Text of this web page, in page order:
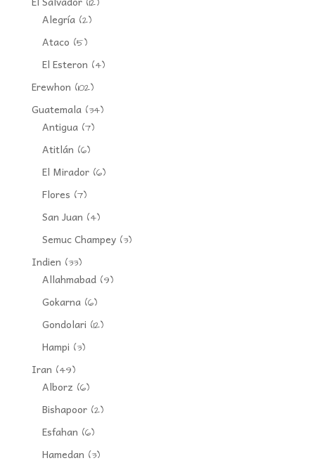
Alegría(2)
Ataco (5)
El Esteron (4)
Erewhon (102)
Guatemala(34)
Antigua(7)
Atitlán (6)
El Mirador(6)
Flores (7)
San Juan (4)
Semuc Champey(3)
Indien (33)
Allahmabad(9)
Gokarna(6)
Gondolari (12)
Hampi (3)
Iran (49)
Alborz (6)
Bishapoor(2)
Esfahan (6)
Hamedan (3)